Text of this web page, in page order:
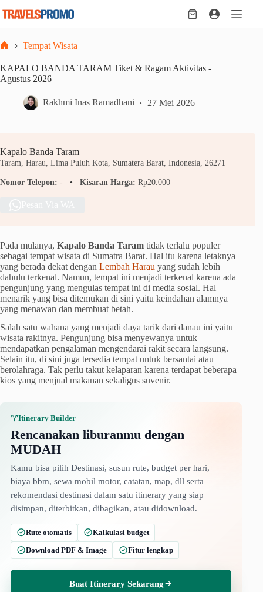
Shopping
Tempat Wisata
KAPALO BANDA TARAM Tiket & Ragam Aktivitas -
Agustus 2026
Rakhmi Inas Ramadhani 27 Mei 2026
Kapalo Banda Taram
Taram, Harau, Lima Puluh Kota, Sumatera Barat, Indonesia, 26271
Nomor Telepon: - Kisaran Harga: Rp20.000
Pada mulanya, Kapalo Banda Taram tidak terlalu populer
sebagai tempat wisata di Sumatra Barat. Hal itu karena letaknya
yang berada dekat dengan Lembah Harau yang sudah lebih
dahulu terkenal. Namun, tempat ini menjadi terkenal karena ada
pengunjung yang mengulas tempat ini di media sosial. Hal
menarik yang bisa ditemukan di sini yaitu keindahan alamnya
yang menawan dan membuat betah.
Salah satu wahana yang menjadi daya tarik dari danau ini yaitu
wisata rakitnya. Pengunjung bisa menyewanya untuk
mendapatkan pengalaman mengendarai rakit secara langsung.
Selain itu, di sini juga tersedia tempat untuk bersantai atau
berolahraga. Tak perlu takut kelaparan karena terdapat beberapa
kios yang menjual makanan sekaligus suvenir.
Itinerary Builder
Rencanakan liburanmu dengan
MUDAH
Kamu bisa pilih Destinasi, susun rute, budget per hari,
biaya bbm, sewa mobil motor, catatan, map, dll serta
rekomendasi destinasi dalam satu itinerary yang siap
disimpan, diterbitkan, dibagikan, atau didownload.
Rute otomatis
Kalkulasi budget
Download PDF & Image
Fitur lengkap
Buat Itinerary Sekarang